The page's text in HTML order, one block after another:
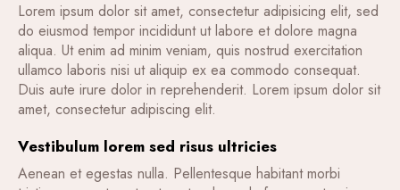
Lorem ipsum dolor sit amet, consectetur adipisicing elit, sed
do eiusmod tempor incididunt ut labore et dolore magna
aliqua. Ut enim ad minim veniam, quis nostrud exercitation
ullamco laboris nisi ut aliquip ex ea commodo consequat.
Duis aute irure dolor in reprehenderit. Lorem ipsum dolor sit
amet, consectetur adipiscing elit.
Vestibulum lorem sed risus ultricies
Aenean et egestas nulla. Pellentesque habitant morbi